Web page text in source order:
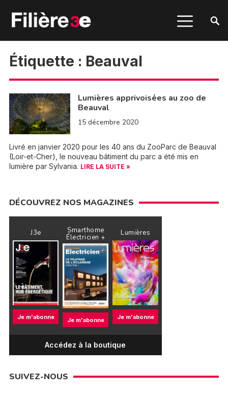
Étiquette : Beauval
Lumières apprivoisées au zoo de
Beauval
15 décembre 2020
Livré en janvier 2020 pour les 40 ans du ZooParc de Beauval
(Loir-et-Cher), le nouveau bâtiment du parc a été mis en
lumière par Sylvania. LIRE LA SUITE »
DÉCOUVREZ NOS MAGAZINES
J3e
Je m'abonne
Smarthome
Électricien +
Je m'abonne
Lumières
Je m'abonne
Accédez à la boutique
SUIVEZ-NOUS